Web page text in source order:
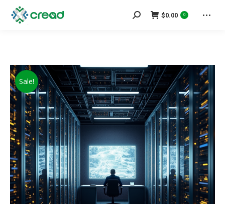
Search:$0.00 0
Sale!